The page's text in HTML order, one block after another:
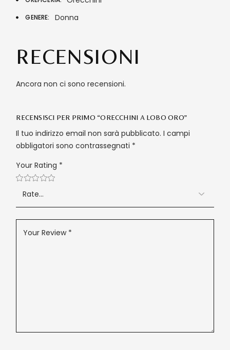
GENERE Donna
RECENSIONI
Ancora non ci sono recensioni.
RECENSISCI PER PRIMO “ORECCHINI A LOBO ORO”
Il tuo indirizzo email non sarà pubblicato. I campi
obbligatori sono contrassegnati *
Your Rating *